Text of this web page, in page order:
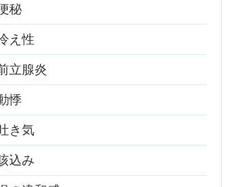
秘
え性
立腺炎
悸
き気
込み